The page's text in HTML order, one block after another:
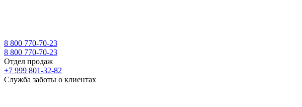
8 800 770-70-23
8 800 770-70-23
Отдел продаж
+7 999 801-32-82
Служба заботы о клиентах